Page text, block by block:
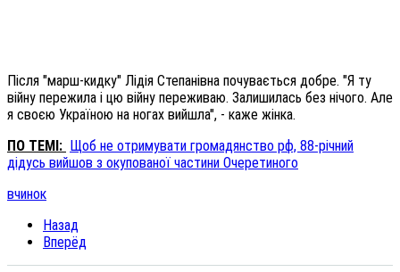
Після "марш-кидку" Лідія Степанівна почувається добре. "Я ту
війну пережила і цю війну переживаю. Залишилась без нічого. Але
я своєю Україною на ногах вийшла", - каже жінка.
ПО ТЕМІ: Щоб не отримувати громадянство рф, 88-річний
дідусь вийшов з окупованої частини Очеретиного
вчинок
Назад
Вперёд